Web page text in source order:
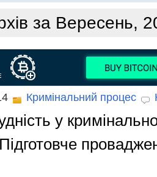
за Вересень,
Кримінальний процес
у